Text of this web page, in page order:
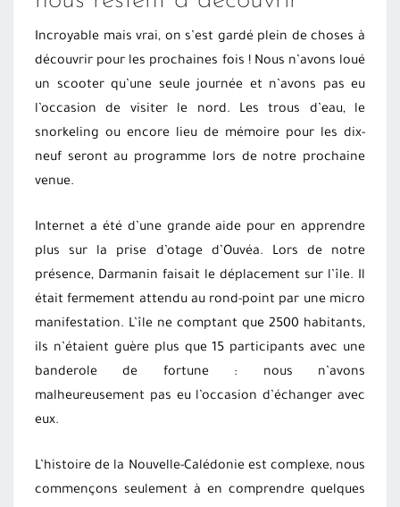
Incroyable mais vrai, on s’est gardé plein de choses à
découvrir pour les prochaines fois ! Nous n’avons loué
un scooter qu’une seule journée et n’avons pas eu
l’occasion de visiter le nord. Les trous d’eau, le
snorkeling ou encore lieu de mémoire pour les dix-
neuf seront au programme lors de notre prochaine
venue.
Internet a été d’une grande aide pour en apprendre
plus sur la prise d’otage d’Ouvéa. Lors de notre
présence, Darmanin faisait le déplacement sur l’île. Il
était fermement attendu au rond-point par une micro
manifestation. L’île ne comptant que 2500 habitants,
ils n’étaient guère plus que 15 participants avec une
banderole de fortune : nous n’avons
malheureusement pas eu l’occasion d’échanger avec
eux.
L’histoire de la Nouvelle-Calédonie est complexe, nous
commençons seulement à en comprendre quelques